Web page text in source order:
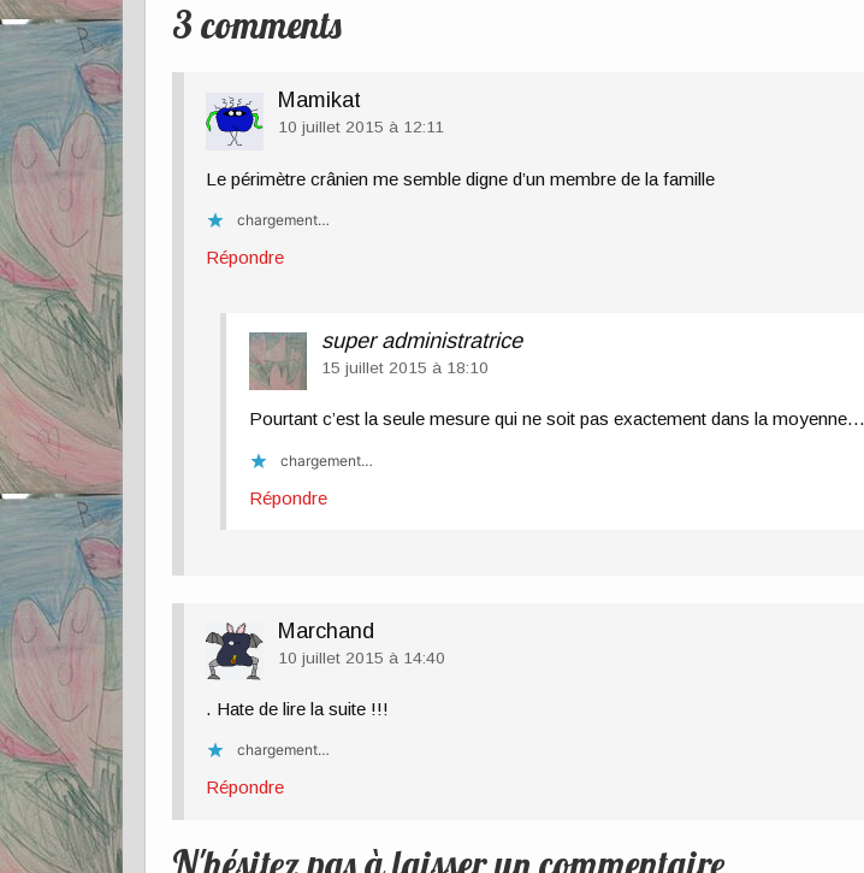
3 comments
Mamikat
10 juillet 2015 à 12:11
Le périmètre crânien me semble digne d’un membre de la famille
chargement…
Répondre
super administratrice
15 juillet 2015 à 18:10
Pourtant c’est la seule mesure qui ne soit pas exactement dans la moyenne…
chargement…
Répondre
Marchand
10 juillet 2015 à 14:40
. Hate de lire la suite !!!
chargement…
Répondre